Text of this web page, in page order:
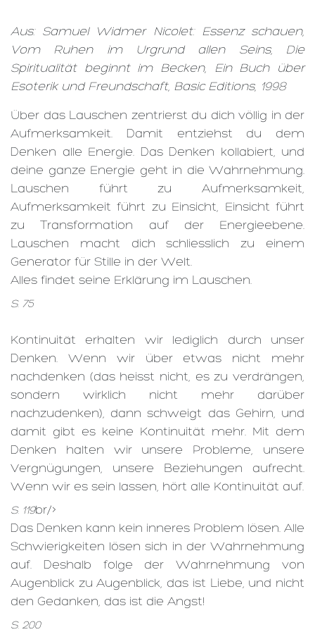
Aus: Samuel Widmer Nicolet: Essenz schauen,
Vom Ruhen im Urgrund allen Seins, Die
Spiritualität beginnt im Becken, Ein Buch über
Esoterik und Freundschaft, Basic Editions, 1998
Über das Lauschen zentrierst du dich völlig in der
Aufmerksamkeit. Damit entziehst du dem
Denken alle Energie. Das Denken kollabiert, und
deine ganze Energie geht in die Wahrnehmung.
Lauschen führt zu Aufmerksamkeit,
Aufmerksamkeit führt zu Einsicht, Einsicht führt
zu Transformation auf der Energieebene.
Lauschen macht dich schliesslich zu einem
Generator für Stille in der Welt.
Alles findet seine Erklärung im Lauschen.
S. 75
Kontinuität erhalten wir lediglich durch unser
Denken. Wenn wir über etwas nicht mehr
nachdenken (das heisst nicht, es zu verdrängen,
sondern wirklich nicht mehr darüber
nachzudenken), dann schweigt das Gehirn, und
damit gibt es keine Kontinuität mehr. Mit dem
Denken halten wir unsere Probleme, unsere
Vergnügungen, unsere Beziehungen aufrecht.
Wenn wir es sein lassen, hört alle Kontinuität auf.
S. 119br/>
Das Denken kann kein inneres Problem lösen. Alle
Schwierigkeiten lösen sich in der Wahrnehmung
auf. Deshalb folge der Wahrnehmung von
Augenblick zu Augenblick, das ist Liebe, und nicht
den Gedanken, das ist die Angst!
S. 200